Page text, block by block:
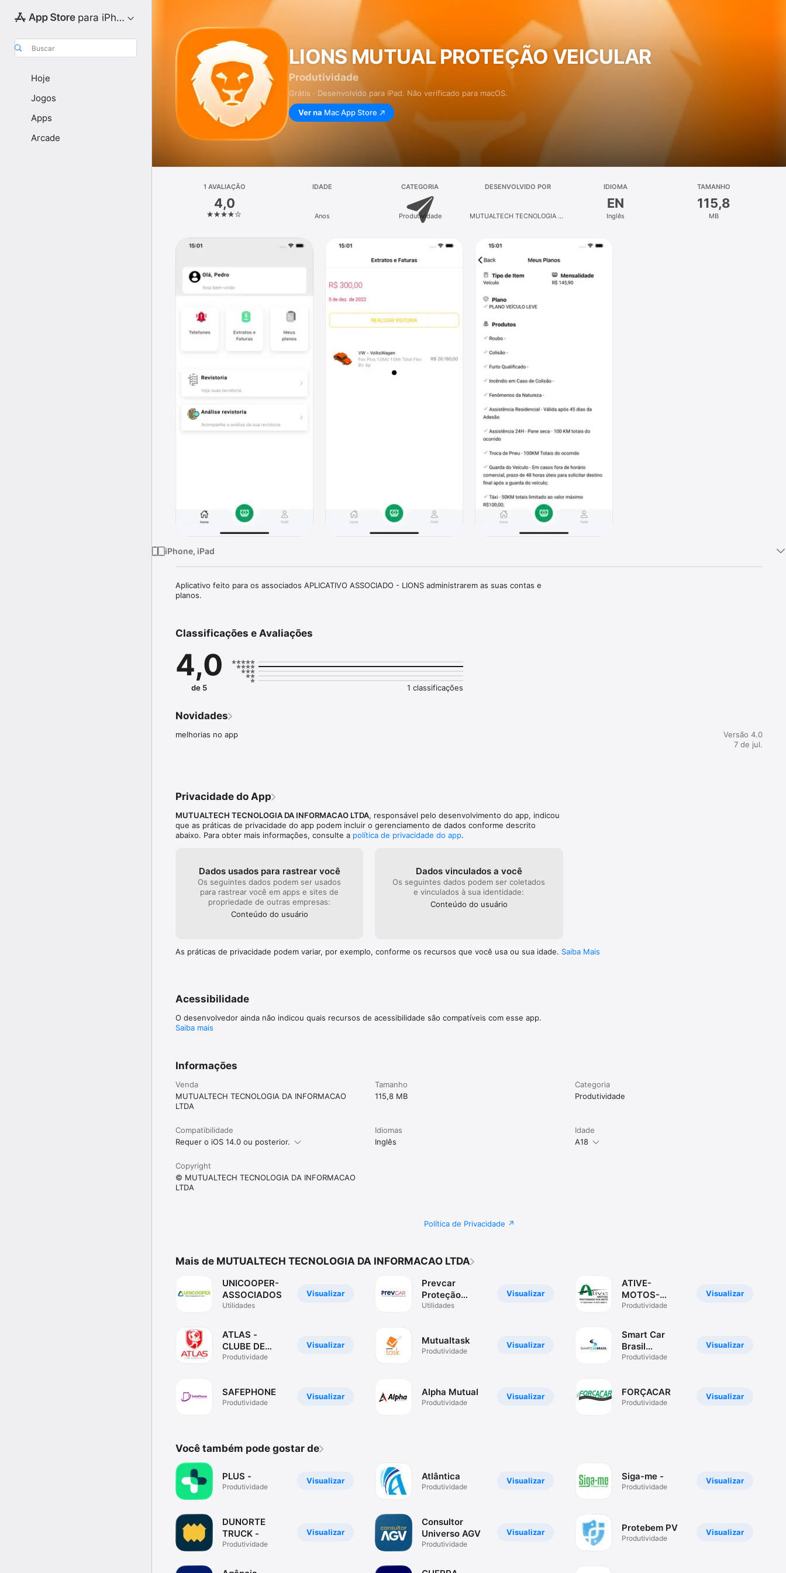
para iPhone
Buscar
Hoje
Jogos
Apps
Arcade
LIONS MUTUAL PROTEÇÃO VEICULAR
Produtividade
Grátis · Desenvolvido para iPad. Não verificado para macOS.
Ver na Mac App Store
1 AVALIAÇÃO
4,0
IDADE
Anos
CATEGORIA
Produtividade
DESENVOLVIDO POR
MUTUALTECH TECNOLOGIA DA
IDIOMA
EN
Inglês
TAMANHO
115,8
MB
iPhone, iPad
Aplicativo feito para os associados APLICATIVO ASSOCIADO - LIONS administrarem as suas contas e
planos.
Classificações e Avaliações
4,0
de 5 1 classificações
Novidades
melhorias no app
Versão 4.0
7 de jul.
Privacidade do App
MUTUALTECH TECNOLOGIA DA INFORMACAO LTDA, responsável pelo desenvolvimento do app, indicou
que as práticas de privacidade do app podem incluir o gerenciamento de dados conforme descrito
abaixo. Para obter mais informações, consulte a política de privacidade do app.
Dados usados para rastrear você
Os seguintes dados podem ser usados
para rastrear você em apps e sites de
propriedade de outras empresas:
Conteúdo do usuário
Dados vinculados a você
Os seguintes dados podem ser coletados
e vinculados à sua identidade:
Conteúdo do usuário
As práticas de privacidade podem variar, por exemplo, conforme os recursos que você usa ou sua idade. Saiba Mais
Acessibilidade
O desenvolvedor ainda não indicou quais recursos de acessibilidade são compatíveis com esse app.
Saiba mais
Informações
Venda
MUTUALTECH TECNOLOGIA DA INFORMACAO
LTDA
Tamanho
115,8 MB
Categoria
Produtividade
Compatibilidade
Requer o iOS 14.0 ou posterior.
Idiomas
Inglês
Idade
A18
Copyright
© MUTUALTECH TECNOLOGIA DA INFORMACAO
LTDA
Política de Privacidade
Mais de MUTUALTECH TECNOLOGIA DA INFORMACAO LTDA
Visualizar
UNICOOPER-
ASSOCIADOS
Utilidades
Visualizar
ATLAS -
CLUBE DE
BENEFÍCIOS
Produtividade
Visualizar
SAFEPHONE
Produtividade
Visualizar
Prevcar
Proteção
Veicular
Utilidades
Visualizar
Mutualtask
Produtividade
Visualizar
Alpha Mutual
Produtividade
Visualizar
ATIVE-
MOTOS-
ASSOCIADOS
Produtividade
Visualizar
Smart Car
Brasil
Associado
Produtividade
Visualizar
FORÇACAR
Produtividade
Você também pode gostar de
Visualizar
PLUS -
Produtividade
Visualizar
DUNORTE
TRUCK -
Produtividade
Visualizar
Atlântica
Produtividade
Visualizar
Consultor
Universo AGV
Produtividade
Visualizar
Siga-me -
Produtividade
Visualizar
Protebem PV
Produtividade